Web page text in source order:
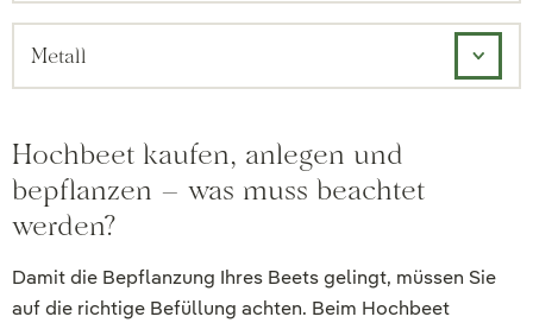
Metall
Hochbeet kaufen, anlegen und
bepflanzen – was muss beachtet
werden?
Damit die Bepflanzung Ihres Beets gelingt, müssen Sie
auf die richtige Befüllung achten. Beim Hochbeet